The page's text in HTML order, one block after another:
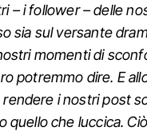
– i follower – delle
sia sul versante
momenti di
potremmo dire. E
i nostri post
quello che luccica.